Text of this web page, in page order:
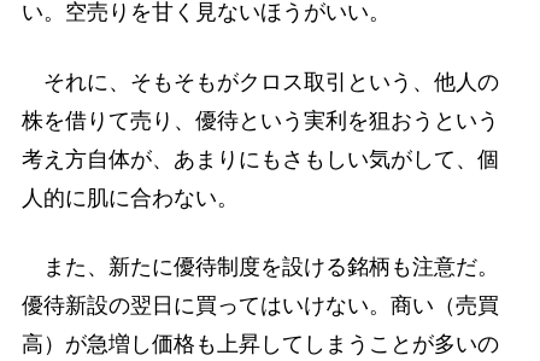
い。空売りを甘く見ないほうがいい。
それに、そもそもがクロス取引という、他人の
株を借りて売り、優待という実利を狙おうという
考え方自体が、あまりにもさもしい気がして、個
人的に肌に合わない。
また、新たに優待制度を設ける銘柄も注意だ。
優待新設の翌日に買ってはいけない。商い（売買
高）が急増し価格も上昇してしまうことが多いの